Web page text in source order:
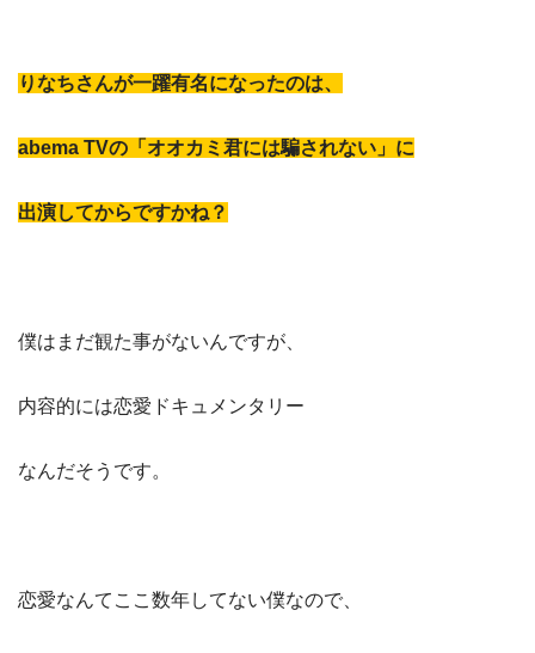
りなちさんが一躍有名になったのは、
abema TVの「オオカミ君には騙されない」に
出演してからですかね？
僕はまだ観た事がないんですが、
内容的には恋愛ドキュメンタリー
なんだそうです。
恋愛なんてここ数年してない僕なので、